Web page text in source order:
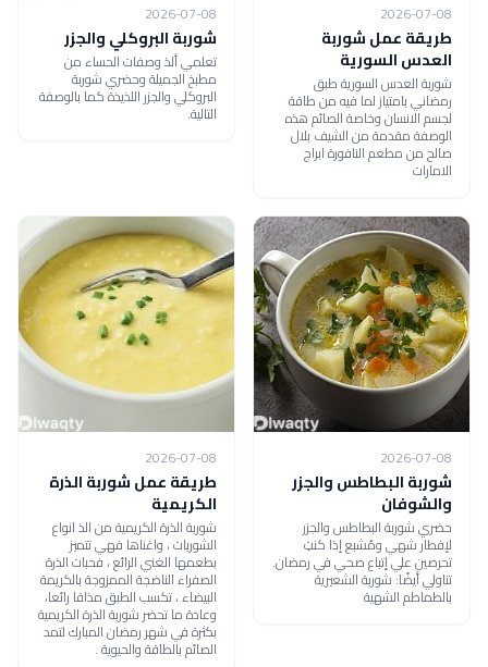
2026-07-08
طريقة عمل شوربة
العدس السورية
شوربة العدس السورية طبق
رمضاني بامتياز لما فيه من طاقة
لجسم الانسان وخاصة الصائم هذه
الوصفة مقدمة من الشيف بلال
صالح من مطعم النافورة ابراج
الامارات
2026-07-08
شوربة البروكلي والجزر
تعلمي ألذ وصفات الحساء من
مطبخ الجميلة وحضري شوربة
البروكلي والجزر اللذيذة كما بالوصفة
التالية.
2026-07-08
شوربة البطاطس والجزر
والشوفان
حضري شوربة البطاطس والجزر
لإفطار شهي ومُشبع إذا كنتِ
تحرصين علي إتباع صحي في رمضان.
تناولي أيضًا: شوربة الشعيرية
بالطماطم الشهية
2026-07-08
طريقة عمل شوربة الذرة
الكريمية
شوربة الذرة الكريمية من الذ انواع
الشوربات ، واغناها فهي تتميز
بطعمها الغني الرائع ، فحبات الذرة
الصفراء الناضجة الممزوجة بالكريمة
البيضاء ، تكسب الطبق مذاقا رائعا،
وعادة ما تحضر شوربة الذرة الكريمية
بكثرة في شهر رمضان المبارك لتمد
الصائم بالطاقة والحيوية .